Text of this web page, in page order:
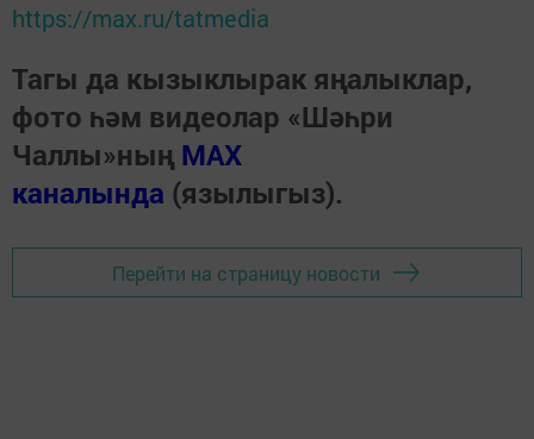
https://max.ru/tatmedia
Тагы да кызыклырак яңалыклар,
фото һәм видеолар «Шәһри
Чаллы»ның MAX
каналында (язылыгыз).
Перейти на страницу новости